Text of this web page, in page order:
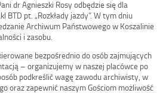
dr Agnieszki Rosy odbędzie się dla
BTD pt. „Rozkłady jazdy”. W tym dniu
Archiwum Państwowego w Koszalinie
i zasobu.
bezpośrednio do osób zajmujących
– organizujemy w naszej placówce po
podkreślić wagę zawodu archiwisty, w
oraz zapewnić naszym Gościom możliwość